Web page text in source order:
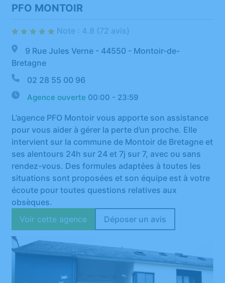
PFO MONTOIR
Note : 4.8 (72 avis)
9 Rue Jules Verne - 44550 - Montoir-de-
Bretagne
02 28 55 00 96
Agence ouverte 00:00 - 23:59
L’agence PFO Montoir vous apporte son assistance
pour vous aider à gérer la perte d’un proche. Elle
intervient sur la commune de Montoir de Bretagne et
ses alentours 24h sur 24 et 7j sur 7, avec ou sans
rendez-vous. Des formules adaptées à toutes les
situations sont proposées et son équipe est à votre
écoute pour toutes questions relatives aux
obsèques.
Voir cette agence
Déposer un avis